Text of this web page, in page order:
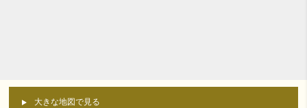
大きな地図で見る